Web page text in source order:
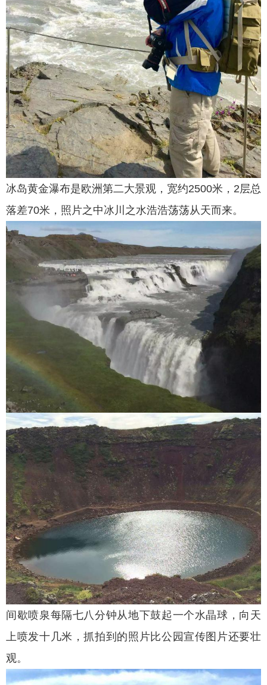
冰岛黄金瀑布是欧洲第二大景观，宽约2500米，2层总
落差70米，照片之中冰川之水浩浩荡荡从天而来。
间歇喷泉每隔七八分钟从地下鼓起一个水晶球，向天
上喷发十几米，抓拍到的照片比公园宣传图片还要壮
观。